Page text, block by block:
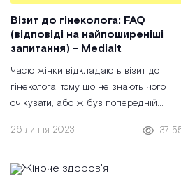
Візит до гінеколога: FAQ
(відповіді на найпоширеніші
запитання) - Medialt
Часто жінки відкладають візит до
гінеколога, тому що не знають чого
очікувати, або ж був попередній
щоб на прийомі жінка почувала себе
26 липня 2023 37